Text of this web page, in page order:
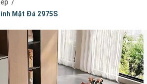
/
Mặt Đá 2975S